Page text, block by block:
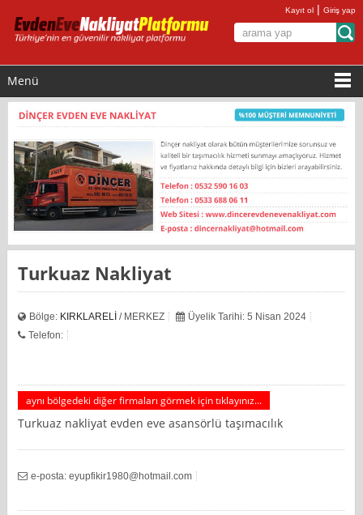
Kayıt ol |Giriş yap
Menü
Turkuaz Nakliyat
Bölge: KIRKLARELİ / MERKEZ
Üyelik Tarihi: 5 Nisan 2024
Telefon:
aynı bölgedeki diğer firmaları görmek için tıklayınız...
Turkuaz nakliyat evden eve asansörlü taşımacılık
e-posta:eyupfikir1980@hotmail.com